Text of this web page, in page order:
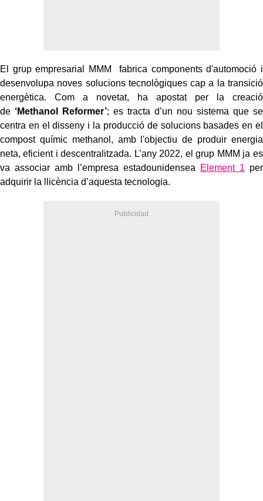
El grup empresarial MMM fabrica components d'automoció i
desenvolupa noves solucions tecnològiques cap a la transició
energètica. Com a novetat, ha apostat per la creació
de ‘Methanol Reformer’; es tracta d’un nou sistema que se
centra en el disseny i la producció de solucions basades en el
compost químic methanol, amb l'objectiu de produir energia
neta, eficient i descentralitzada. L’any 2022, el grup MMM ja es
va associar amb l’empresa estadounidensea
Element 1 per
adquirir la llicència d’aquesta tecnologia.